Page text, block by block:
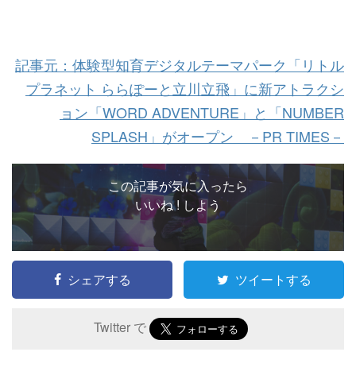
記事元：体験型知育デジタルテーマパーク「リトル
プラネット ららぽーと立川立飛」に新アトラクシ
ョン「WORD ADVENTURE」と「NUMBER
SPLASH」がオープン －PR TIMES－
この記事が気に入ったら
いいね ! しよう
シェアする ツイートする
Twitter で